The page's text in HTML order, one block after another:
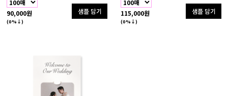
90,000원
(0%↓)
샘플 담기 115,000원
(0%↓)
샘플 담기